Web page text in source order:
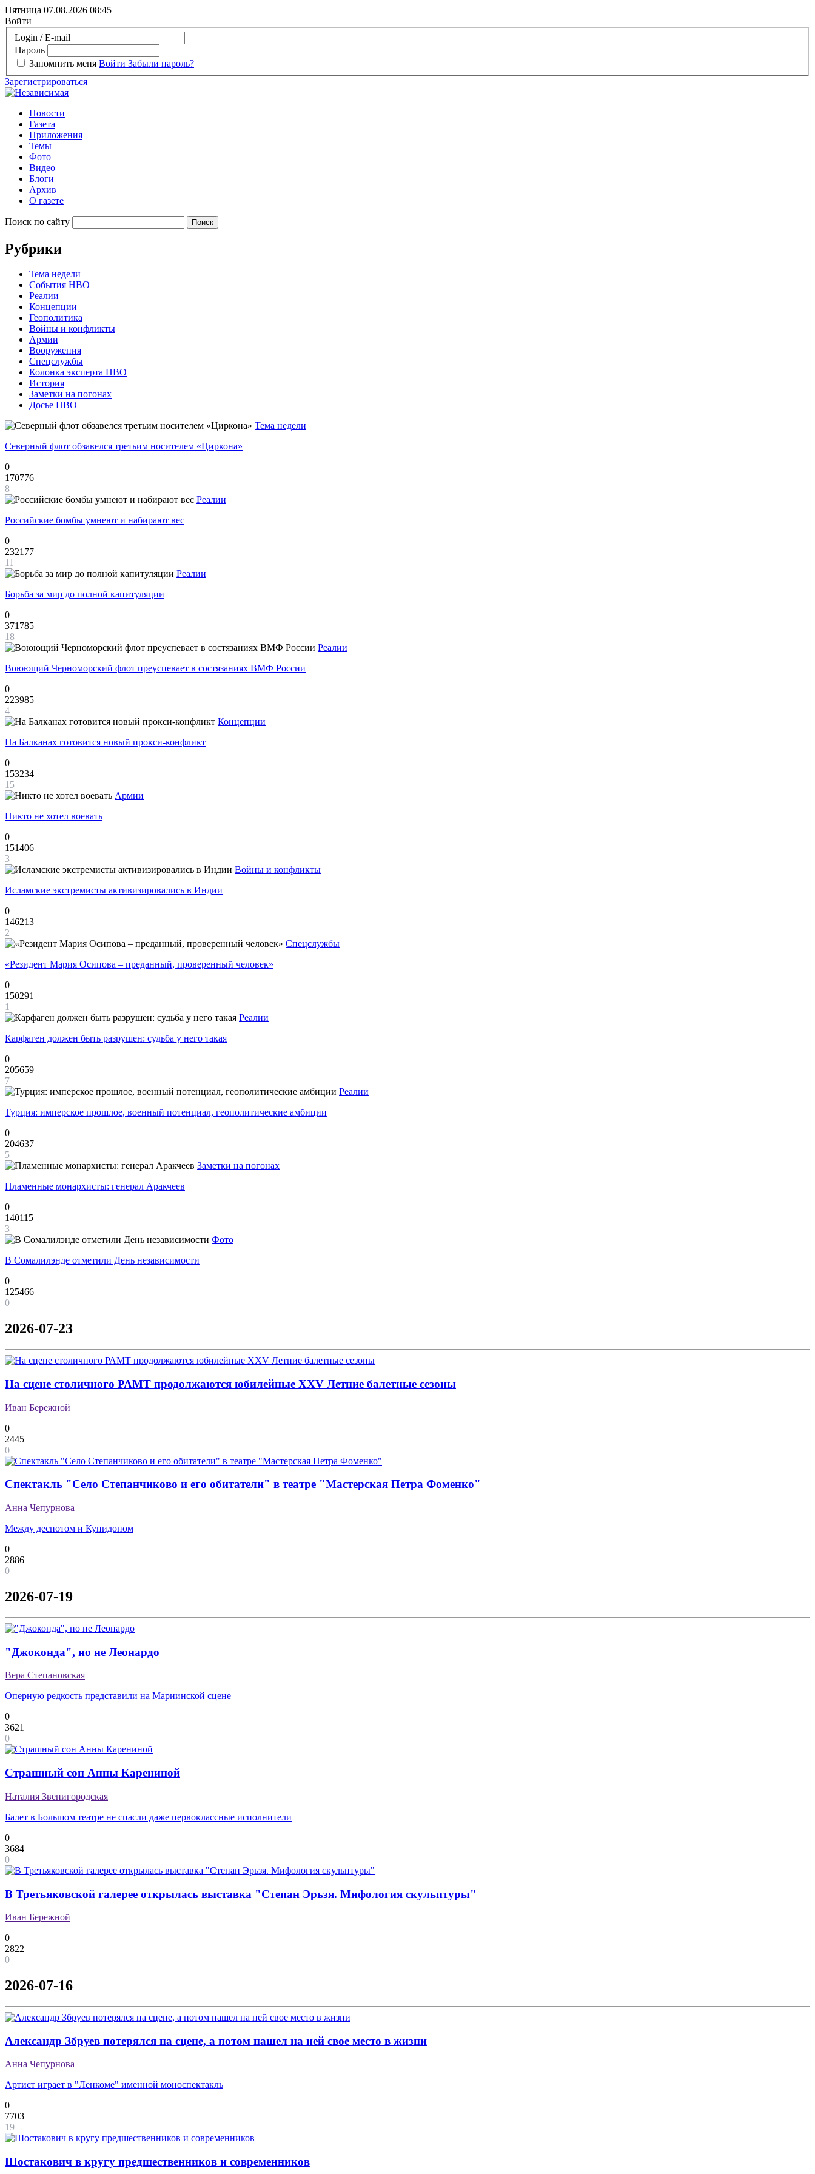
Пятница 07.08.2026 08:45
Войти
Login / E-mail
Пароль
Запомнить меня Войти Забыли пароль?
Зарегистрироваться
Новости
Газета
Приложения
Темы
Фото
Видео
Блоги
Архив
О газете
Поиск по сайту
Рубрики
Тема недели
События НВО
Реалии
Концепции
Геополитика
Войны и конфликты
Армии
Вооружения
Спецслужбы
Колонка эксперта НВО
История
Заметки на погонах
Досье НВО
Тема недели
Северный флот обзавелся третьим носителем «Циркона»
0
170776
8
Реалии
Российские бомбы умнеют и набирают вес
0
232177
11
Реалии
Борьба за мир до полной капитуляции
0
371785
18
Реалии
Воюющий Черноморский флот преуспевает в состязаниях ВМФ России
0
223985
4
Концепции
На Балканах готовится новый прокси-конфликт
0
153234
15
Армии
Никто не хотел воевать
0
151406
3
Войны и конфликты
Исламские экстремисты активизировались в Индии
0
146213
2
Спецслужбы
«Резидент Мария Осипова – преданный, проверенный человек»
0
150291
1
Реалии
Карфаген должен быть разрушен: судьба у него такая
0
205659
7
Реалии
Турция: имперское прошлое, военный потенциал, геополитические амбиции
0
204637
5
Заметки на погонах
Пламенные монархисты: генерал Аракчеев
0
140115
3
Фото
В Сомалилэнде отметили День независимости
0
125466
0
2026-07-23
На сцене столичного РАМТ продолжаются юбилейные XXV Летние балетные сезоны
Иван Бережной
0
2445
0
Спектакль "Село Степанчиково и его обитатели" в театре "Мастерская Петра Фоменко"
Анна Чепурнова
Между деспотом и Купидоном
0
2886
0
2026-07-19
"Джоконда", но не Леонардо
Вера Степановская
Оперную редкость представили на Мариинской сцене
0
3621
0
Страшный сон Анны Карениной
Наталия Звенигородская
Балет в Большом театре не спасли даже первоклассные исполнители
0
3684
0
В Третьяковской галерее открылась выставка "Степан Эрьзя. Мифология скульптуры"
Иван Бережной
0
2822
0
2026-07-16
Александр Збруев потерялся на сцене, а потом нашел на ней свое место в жизни
Анна Чепурнова
Артист играет в "Ленкоме" именной моноспектакль
0
7703
19
Шостакович в кругу предшественников и современников